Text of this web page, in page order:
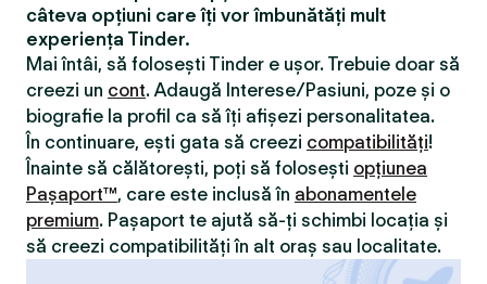
câteva opțiuni care îți vor îmbunătăți mult
experiența Tinder.
Mai întâi, să folosești Tinder e ușor. Trebuie doar să
creezi un cont. Adaugă Interese/Pasiuni, poze și o
biografie la profil ca să îți afișezi personalitatea.
În continuare, ești gata să creezi compatibilităţi!
Înainte să călătorești, poți să folosești opțiunea
Pașaport™, care este inclusă în abonamentele
premium. Pașaport te ajută să-ți schimbi locația și
să creezi compatibilităţi în alt oraș sau localitate.